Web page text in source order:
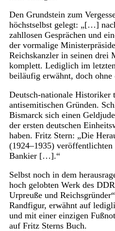
Den Grundstein zum
höchstselbst gelegt: „[…]
zahllosen Gesprächen und
der vormalige
Reichskanzler in seinen drei
komplett. Lediglich im
beiläufig erwähnt, doch
Deutsch-nationale Historiker
antisemitischen Gründen.
Bismarck sich einen
der ersten deutschen
haben. Fritz Stern: „Die
(1924–1935)
Bankier […].“
Selbst noch in dem
hoch gelobten Werk des
Urpreuße und
Randfigur, erwähnt auf
und mit einer einzigen
auf Fritz Sterns Buch.